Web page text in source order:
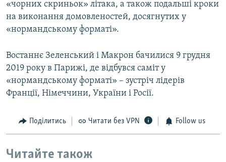
«чорних скриньок» літака, а також подальші кроки
на виконання домовленостей, досягнутих у
«нормандському форматі».
Востаннє Зеленський і Макрон бачилися 9 грудня
2019 року в Парижі, де відбувся саміт у
«нормандському форматі» – зустріч лідерів
Франції, Німеччини, України і Росії.
Поділитись Читати без VPN Follow us
Читайте також